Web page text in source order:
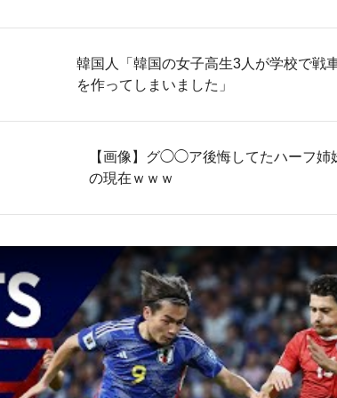
韓国人「韓国の女子高生3人が学校で戦
を作ってしまいました」
【画像】グ◯◯ア後悔してたハーフ姉
の現在ｗｗｗ